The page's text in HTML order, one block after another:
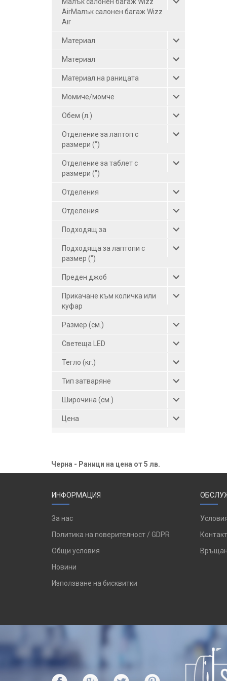
син-червен (3)
светлосин (1)
светлосив (1)
розов (5)
яркозелен (1)
AirМалък салонен багаж Wizz
Air
Материал
Материал
Материал на раницата
Момиче/момче
Обем (л.)
Отделение за лаптоп с
размери (")
Отделение за таблет с
размери (")
Отделения
Отделения
Подходящ за
Подходяща за лаптопи с
размер (")
Преден джоб
Прикачане към количка или
куфар
Размер (см.)
Светеща LED
Тегло (кг.)
Тип затваряне
Широчина (см.)
Цена
Черна - Раници на цена от 5 лв.
ИНФОРМАЦИЯ
За нас
Политика на поверителност / GDPR
Общи условия
Новини
Използване на бисквитки